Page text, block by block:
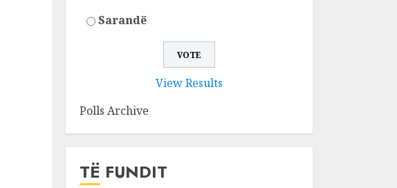
Sarandë
View Results
Polls Archive
TË FUNDIT